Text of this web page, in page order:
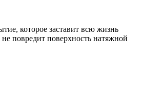
которое заставит всю жизнь
повредит поверхность натяжной